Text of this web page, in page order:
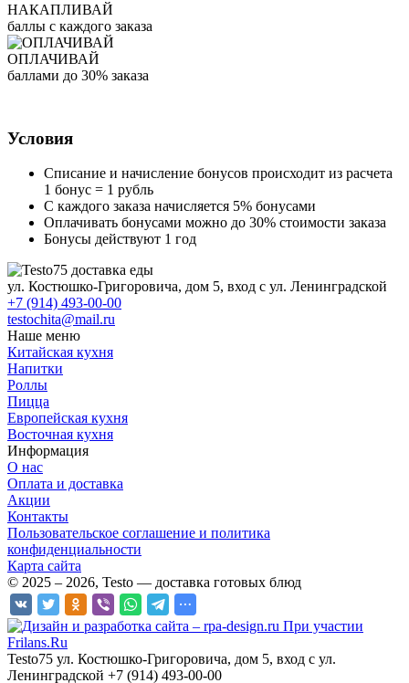
НАКАПЛИВАЙ
баллы с каждого заказа
ОПЛАЧИВАЙ
баллами до 30% заказа
Условия
Списание и начисление бонусов происходит из расчета
1 бонус = 1 рубль
С каждого заказа начисляется 5% бонусами
Оплачивать бонусами можно до 30% стоимости заказа
Бонусы действуют 1 год
ул. Костюшко-Григоровича, дом 5, вход с ул. Ленинградской
+7 (914) 493-00-00
testochita@mail.ru
Наше меню
Китайская кухня
Напитки
Роллы
Пицца
Европейская кухня
Восточная кухня
Информация
О нас
Оплата и доставка
Акции
Контакты
Пользовательское соглашение и политика
конфиденциальности
Карта сайта
© 2025 – 2026, Testo — доставка готовых блюд
При участии
Frilans.Ru
Testo75 ул. Костюшко-Григоровича, дом 5, вход с ул.
Ленинградской +7 (914) 493-00-00